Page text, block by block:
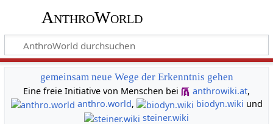
AnthroWorld
gemeinsam neue Wege der Erkenntnis gehen
Eine freie Initiative von Menschen bei
anthrowiki.at,
anthro.world, biodyn.wiki und
steiner.wiki